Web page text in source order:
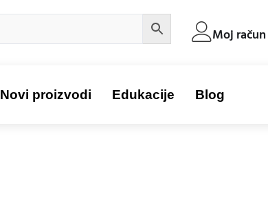
Moj račun
Novi proizvodi Edukacije Blog